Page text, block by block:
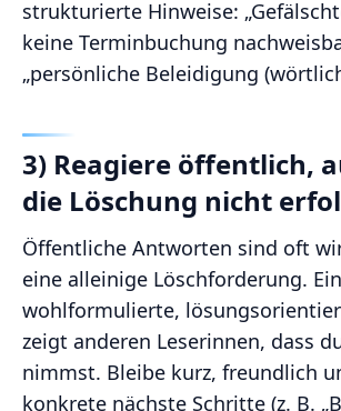
strukturierte Hinweise:
keine Terminbuchung
„persönliche Beleidigung
3) Reagiere öffentlich,
die Löschung nicht
Öffentliche Antworten sind oft
eine alleinige Löschforderung.
wohlformulierte,
zeigt anderen Leserinnen, dass
nimmst. Bleibe kurz, freundlich
konkrete nächste Schritte (z. B.